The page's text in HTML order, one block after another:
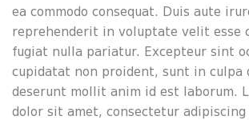
ea commodo consequat. Duis aute
reprehenderit in voluptate velit esse
fugiat nulla pariatur. Excepteur sint
cupidatat non proident, sunt in culpa
deserunt mollit anim id est laborum.
dolor sit amet, consectetur adipiscing